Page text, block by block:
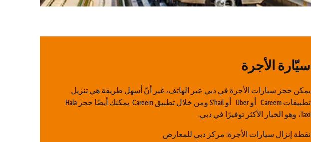
سيّارة الأجرة
يمكن حجز سيارات الأجرة في دبي عبر الهاتف، غير أنّ أسهل طريقة هي تنزيل
تطبيقات Careem أو Uber أو S’hail ومن خلال تطبيق Careem يمكنك أيضًا حجز Hala
Taxi، وهو الخيار الأكثر توفيرًا في دبي.
نقطة إنزال سيارات الأجرة: مركز دبي للمعارض